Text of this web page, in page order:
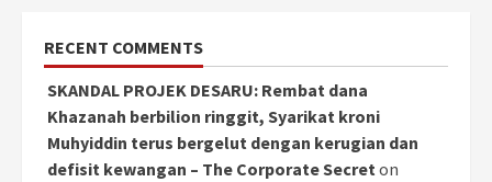
RECENT COMMENTS
SKANDAL PROJEK DESARU: Rembat dana
Khazanah berbilion ringgit, Syarikat kroni
Muhyiddin terus bergelut dengan kerugian dan
defisit kewangan – The Corporate Secret on